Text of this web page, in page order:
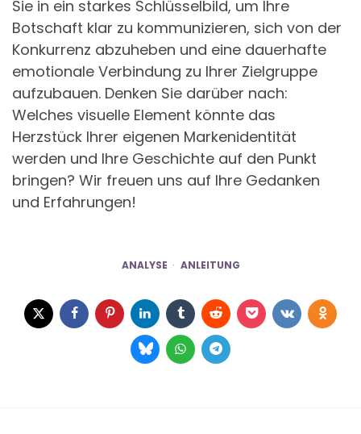
Sie in ein starkes Schlüsselbild, um Ihre
Botschaft klar zu kommunizieren, sich von der
Konkurrenz abzuheben und eine dauerhafte
emotionale Verbindung zu Ihrer Zielgruppe
aufzubauen. Denken Sie darüber nach:
Welches visuelle Element könnte das
Herzstück Ihrer eigenen Markenidentität
werden und Ihre Geschichte auf den Punkt
bringen? Wir freuen uns auf Ihre Gedanken
und Erfahrungen!
ANALYSE ANLEITUNG